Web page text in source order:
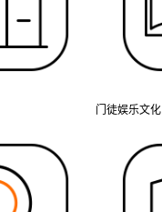
门徒娱乐文化